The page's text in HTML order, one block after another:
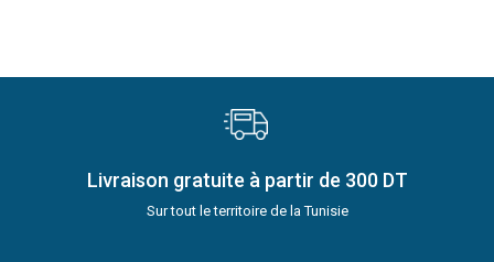
Livraison gratuite à partir de 300 DT
Sur tout le territoire de la Tunisie